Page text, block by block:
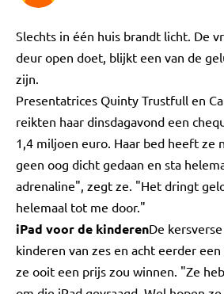
Slechts in één huis brandt licht. De
deur open doet, blijkt een van de
zijn.
Presentatrices Quinty Trustfull en
reikten haar dinsdagavond een
1,4 miljoen euro. Haar bed heeft ze
geen oog dicht gedaan en sta
adrenaline", zegt ze. "Het dringt
helemaal tot me door."
iPad voor de kinderenDe
kinderen van zes en acht eerder
ze ooit een prijs zou winnen. "Ze